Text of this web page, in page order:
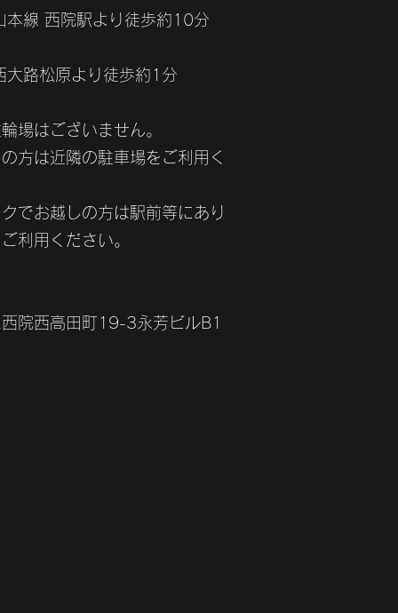
本線 西院駅より徒歩約10分
大路松原より徒歩約1分
場はございません。
方は近隣の駐車場をご利用く
でお越しの方は駅前等にあり
利用ください。
院西高田町19-3永芳ビルB1